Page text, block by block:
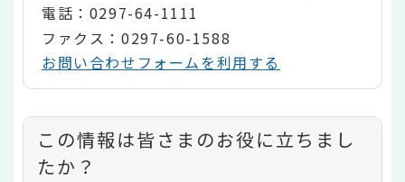
電話：0297-64-1111
ファクス：0297-60-1588
お問い合わせフォームを利用する
コ
ン
この情報は皆さまのお役に立ちまし
たか？